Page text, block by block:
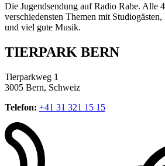
Die Jugendsendung auf Radio Rabe. Alle
verschiedensten Themen mit
und viel gute Musik.
TIERPARK BERN
Tierparkweg 1
3005 Bern, Schweiz
Telefon: +41 31 321 15 15